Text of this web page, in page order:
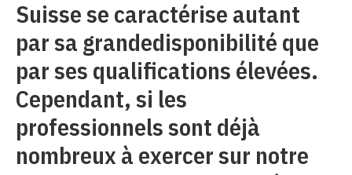
Suisse se caractérise autant
par sa grandedisponibilité que
par ses qualifications élevées.
Cependant, si les
professionnels sont déjà
nombreux à exercer sur notre